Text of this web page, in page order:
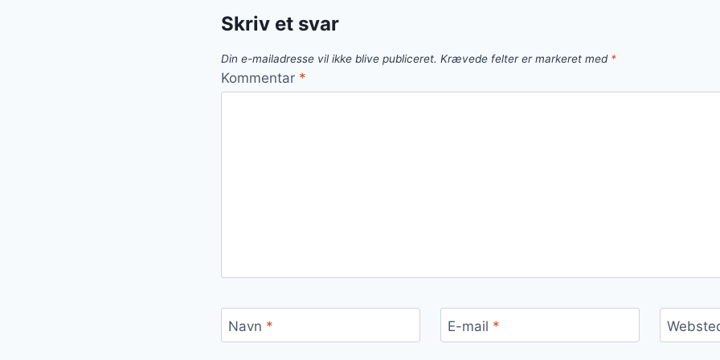
Skriv et svar
Din e-mailadresse vil ikke blive publiceret. Krævede felter er markeret med *
Kommentar *
Navn * E-mail *